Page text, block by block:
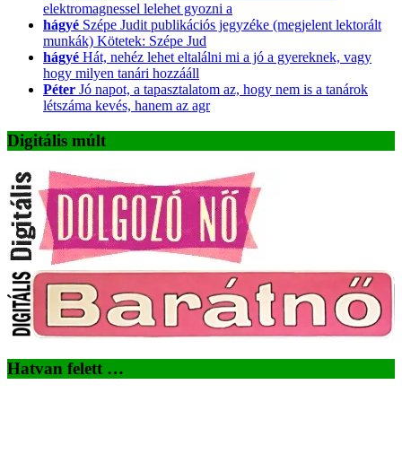
elektromagnessel lelehet gyozni a
hágyé Szépe Judit publikációs jegyzéke (megjelent lektorált
munkák) Kötetek: Szépe Jud
hágyé Hát, nehéz lehet eltalálni mi a jó a gyereknek, vagy
hogy milyen tanári hozzááll
Péter Jó napot, a tapasztalatom az, hogy nem is a tanárok
létszáma kevés, hanem az agr
Digitális múlt
Hatvan felett …